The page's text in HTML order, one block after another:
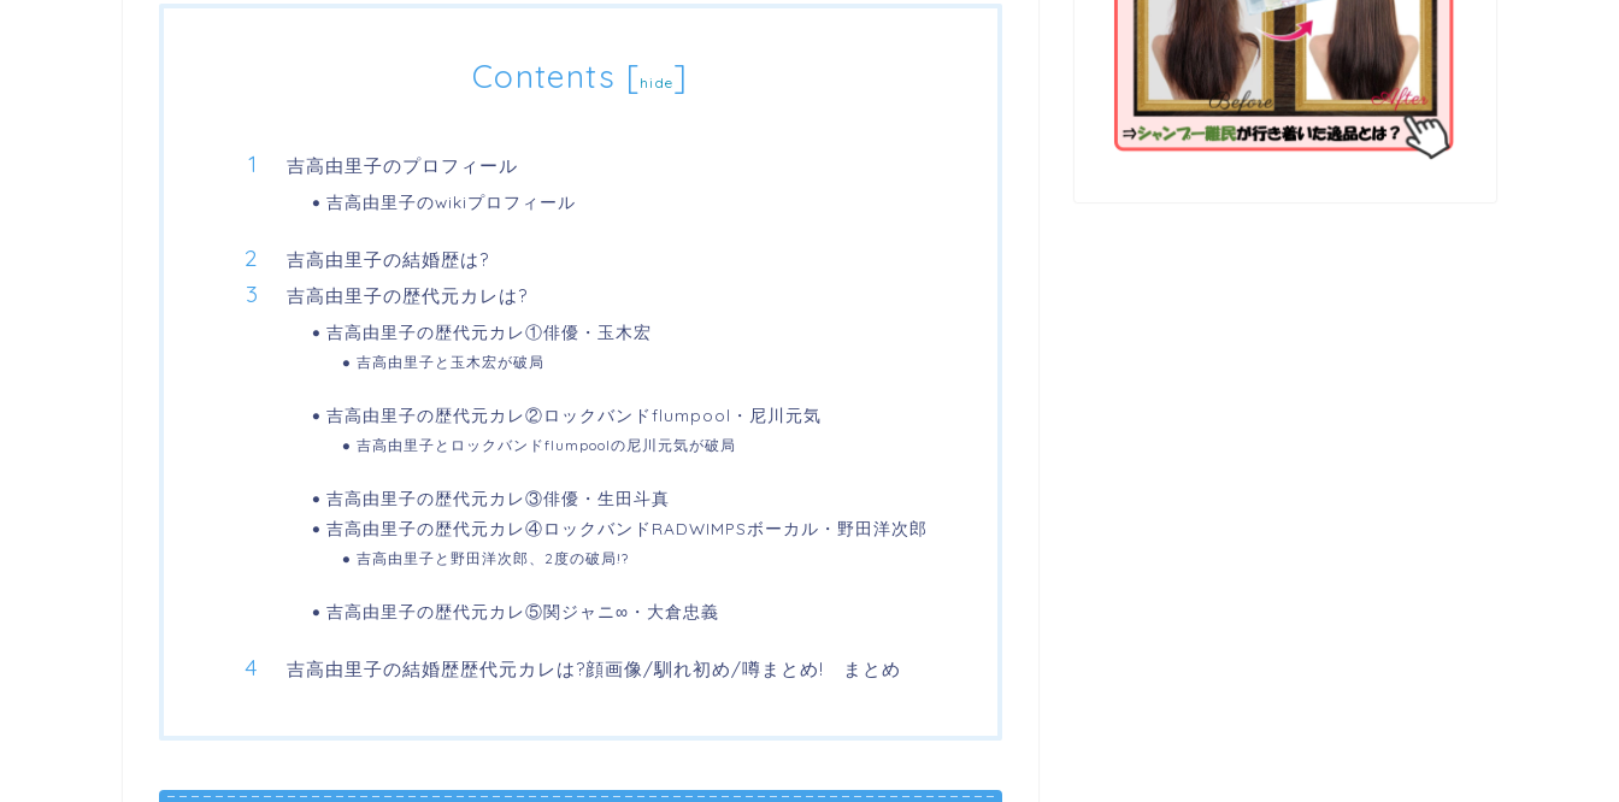
Contents [hide]
吉高由里子のプロフィール
吉高由里子のwikiプロフィール
吉高由里子の結婚歴は?
吉高由里子の歴代元カレは?
吉高由里子の歴代元カレ①俳優・玉木宏
吉高由里子と玉木宏が破局
吉高由里子の歴代元カレ②ロックバンドflumpool・尼川元気
吉高由里子とロックバンドflumpoolの尼川元気が破局
吉高由里子の歴代元カレ③俳優・生田斗真
吉高由里子の歴代元カレ④ロックバンドRADWIMPSボーカル・野田洋次郎
吉高由里子と野田洋次郎、2度の破局!?
吉高由里子の歴代元カレ⑤関ジャニ∞・大倉忠義
吉高由里子の結婚歴歴代元カレは?顔画像/馴れ初め/噂まとめ! まとめ